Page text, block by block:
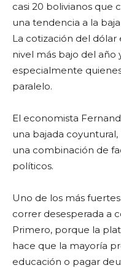
casi 20 bolivianos que
una tendencia a la
La cotización del dólar
nivel más bajo del año
especialmente
paralelo.
El economista
una bajada
una combinación de
políticos.
Uno de los más
correr desesperada a
Primero, porque la
hace que la mayoría
educación o pagar